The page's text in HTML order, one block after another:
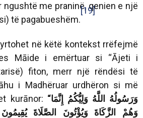
me praninë, qenien e një
të pagabueshëm.
[19]
në këtë kontekst rrëfejmë
Māide i emërtuar si “Ājeti i
fiton, merr një rëndësi të
i Madhëruar urdhëron si më
kurānor: “إِنَّمَا وَلِيُّكُمُ اللَّهُ
وَرَسُولُهُ
يُقِيمُونَ الصَّلَاةَ وَيُؤْتُونَ الزَّكَاةَ
وَهُمْ